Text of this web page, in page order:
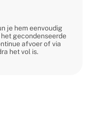
je hem eenvoudig
gecondenseerde
afvoer of via
het vol is.